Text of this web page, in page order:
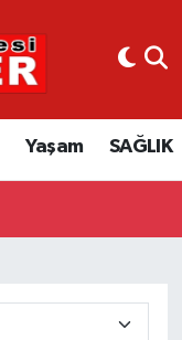
Yaşam SAĞLIK